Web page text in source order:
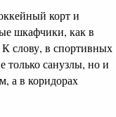
корт и
шкафчики, как в
К слову, в спортивных
только санузлы, но и
а в коридорах